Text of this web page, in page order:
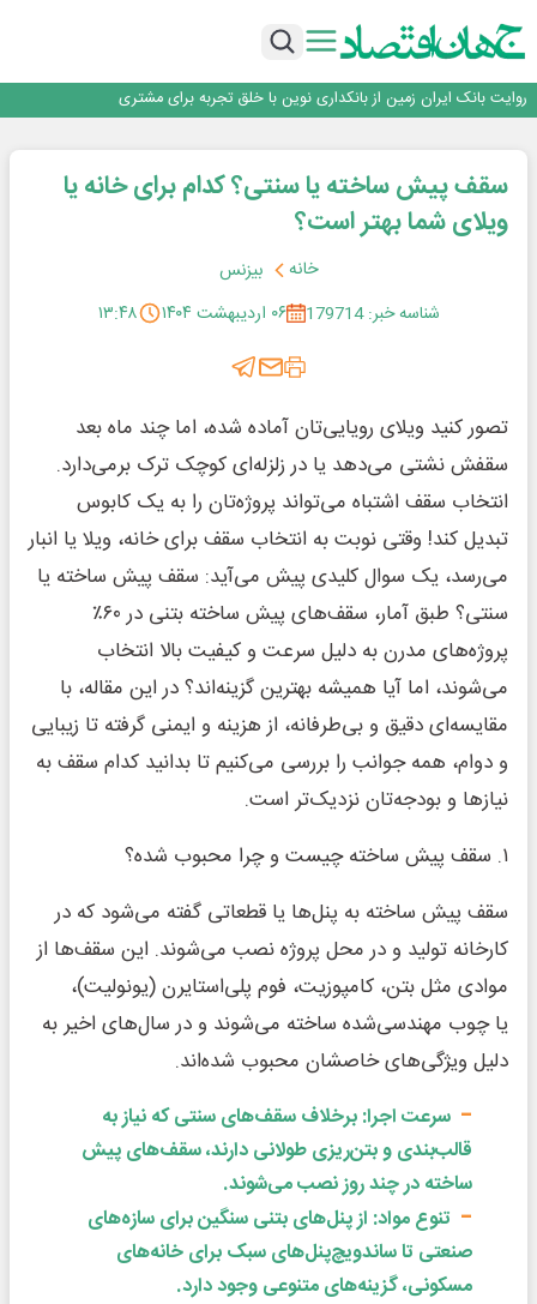
اجرای برنامه تحول بانک با تمرکز بر منابع پایدار، درآمدهای کارمزدی و بازسازی اعتماد
داد
روایت بانک ایران زمین از بانکداری نوین با خلق تجربه برای مشتری
سرپرست اداره کل روابط عمومی بیمه مرکزی منصوب شد
اجرای برنامه تحول بانک با تمرکز بر منابع پایدار، درآمدهای کارمزدی و بازسازی اعتماد
مشتریان
بانک مهر ایران بیش از ۷۰ میلیارد تومان به برنامه‌های مسئولیت اجتماعی اختصاص
سقف پیش ساخته یا سنتی؟ کدام برای خانه یا
ویلای شما بهتر است؟
خانه
بیزنس
شناسه خبر: 179714
۰۶ اردیبهشت ۱۴۰۴ ۱۳:۴۸
تصور کنید ویلای رویایی‌تان آماده شده، اما چند ماه بعد
سقفش نشتی می‌دهد یا در زلزله‌ای کوچک ترک برمی‌دارد.
انتخاب سقف اشتباه می‌تواند پروژه‌تان را به یک کابوس
تبدیل کند! وقتی نوبت به انتخاب سقف برای خانه، ویلا یا انبار
می‌رسد، یک سوال کلیدی پیش می‌آید: سقف پیش ساخته یا
سنتی؟ طبق آمار، سقف‌های پیش ساخته بتنی در ۶۰٪
پروژه‌های مدرن به دلیل سرعت و کیفیت بالا انتخاب
می‌شوند، اما آیا همیشه بهترین گزینه‌اند؟ در این مقاله، با
مقایسه‌ای دقیق و بی‌طرفانه، از هزینه و ایمنی گرفته تا زیبایی
و دوام، همه جوانب را بررسی می‌کنیم تا بدانید کدام سقف به
نیازها و بودجه‌تان نزدیک‌تر است.
۱. سقف پیش ساخته چیست و چرا محبوب شده؟
سقف پیش ساخته به پنل‌ها یا قطعاتی گفته می‌شود که در
کارخانه تولید و در محل پروژه نصب می‌شوند. این سقف‌ها از
موادی مثل بتن، کامپوزیت، فوم پلی‌استایرن (یونولیت)،
یا چوب مهندسی‌شده ساخته می‌شوند و در سال‌های اخیر به
دلیل ویژگی‌های خاصشان محبوب شده‌اند.
سرعت اجرا: برخلاف سقف‌های سنتی که نیاز به
قالب‌بندی و بتن‌ریزی طولانی دارند، سقف‌های پیش
ساخته در چند روز نصب می‌شوند.
تنوع مواد: از پنل‌های بتنی سنگین برای سازه‌های
صنعتی تا ساندویچ‌پنل‌های سبک برای خانه‌های
مسکونی، گزینه‌های متنوعی وجود دارد.